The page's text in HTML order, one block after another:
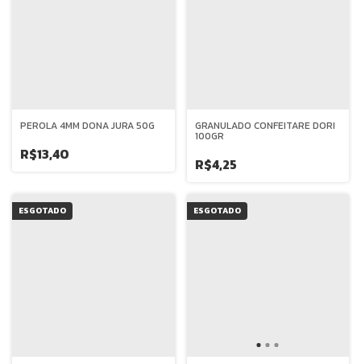
PEROLA 4MM DONA JURA 50G
R$13,40
GRANULADO CONFEITARE DORI
100GR
R$4,25
ESGOTADO ESGOTADO